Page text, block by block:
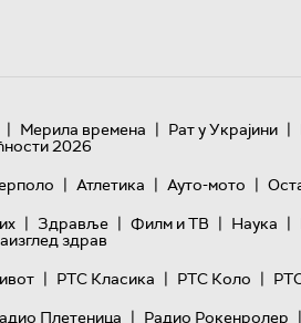
| Мерила времена | Рат у Украјини |
2026
| Атлетика | Ауто-мото |
| Здравље | Филм и ТВ | Наука |
здрав
| РТС Класика | РТС Коло |
Плетеница | Радио Рокенролер |